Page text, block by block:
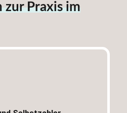
Praxis im